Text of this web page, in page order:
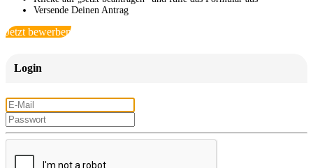
Versende Deinen Antrag
Jetzt bewerben
Login